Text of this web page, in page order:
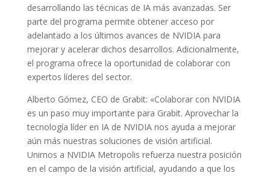
desarrollando las técnicas de IA más avanzadas. Ser
parte del programa permite obtener acceso por
adelantado a los últimos avances de NVIDIA para
mejorar y acelerar dichos desarrollos. Adicionalmente,
el programa ofrece la oportunidad de colaborar con
expertos líderes del sector.
Alberto Gómez, CEO de Grabit: «Colaborar con NVIDIA
es un paso muy importante para Grabit. Aprovechar la
tecnología líder en IA de NVIDIA nos ayuda a mejorar
aún más nuestras soluciones de visión artificial.
Unirnos a NVIDIA Metropolis refuerza nuestra posición
en el campo de la visión artificial, ayudando a que los